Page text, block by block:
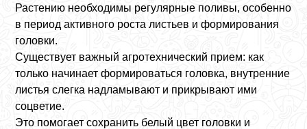
Растению необходимы регулярные поливы, особенно
в период активного роста листьев и формирования
головки.
Существует важный агротехнический прием: как
только начинает формироваться головка, внутренние
листья слегка надламывают и прикрывают ими
соцветие.
Это помогает сохранить белый цвет головки и